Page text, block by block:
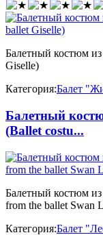
Балетный костюм
Giselle)
Категория:Балет
Балетный
(Ballet costu...
Балетный костюм из
from the ballet Swan
Категория:Балет